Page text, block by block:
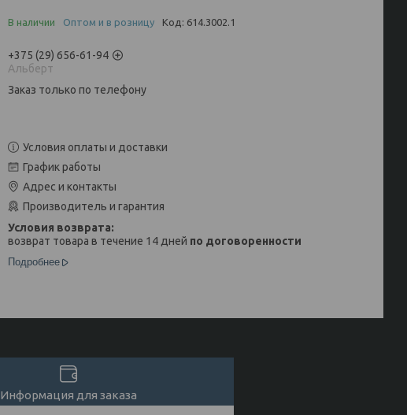
В наличии Оптом и в розницу Код: 614.3002.1
+375 (29) 656-61-94
Альберт
Заказ только по телефону
Условия оплаты и доставки
График работы
Адрес и контакты
Производитель и гарантия
возврат товара в течение 14 дней по договоренности
Подробнее
Информация для заказа